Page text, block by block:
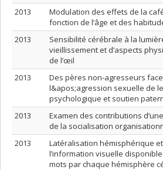
2013
Modulation des effets de la
fonction de l’âge et des
2013
Sensibilité cérébrale à la
vieillissement et d’aspects
de l’œil
2013
Des pères non-agresseurs
l&apos;agression sexuelle de
psychologique et soutien
2013
Examen des contributions
de la socialisation
2013
Latéralisation hémisphérique
l’information visuelle
mots par chaque hémisphère